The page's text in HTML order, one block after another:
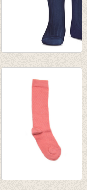
van € 6,50